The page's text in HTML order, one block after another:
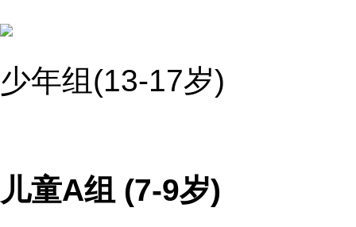
少年组(13-17岁)
儿童A组 (7-9岁)